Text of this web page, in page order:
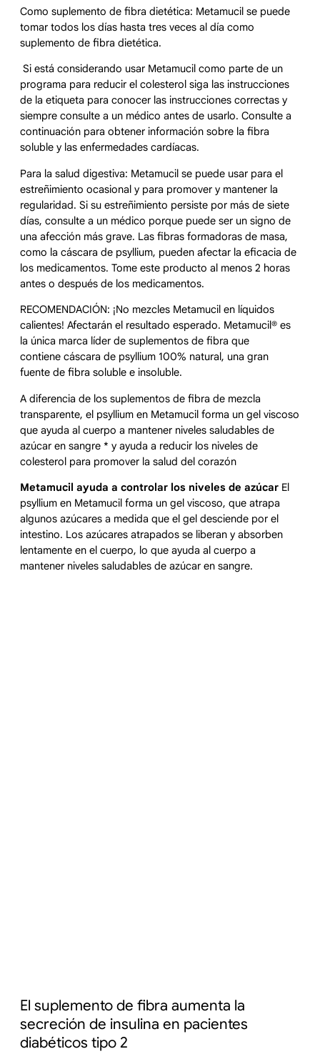
(Twitter)
Como suplemento de fibra dietética: Metamucil se puede
tomar todos los días hasta tres veces al día como
suplemento de fibra dietética.
Si está considerando usar Metamucil como parte de un
programa para reducir el colesterol siga las instrucciones
de la etiqueta para conocer las instrucciones correctas y
siempre consulte a un médico antes de usarlo. Consulte a
continuación para obtener información sobre la fibra
soluble y las enfermedades cardíacas.
Para la salud digestiva: Metamucil se puede usar para el
estreñimiento ocasional y para promover y mantener la
regularidad. Si su estreñimiento persiste por más de siete
días, consulte a un médico porque puede ser un signo de
una afección más grave. Las fibras formadoras de masa,
como la cáscara de psyllium, pueden afectar la eficacia de
los medicamentos. Tome este producto al menos 2 horas
antes o después de los medicamentos.
RECOMENDACIÓN: ¡No mezcles Metamucil en líquidos
calientes! Afectarán el resultado esperado. Metamucil® es
la única marca líder de suplementos de fibra que
contiene cáscara de psyllium 100% natural, una gran
fuente de fibra soluble e insoluble.
A diferencia de los suplementos de fibra de mezcla
transparente, el psyllium en Metamucil forma un gel viscoso
que ayuda al cuerpo a mantener niveles saludables de
azúcar en sangre * y ayuda a reducir los niveles de
colesterol para promover la salud del corazón
Metamucil ayuda a controlar los niveles de azúcar El
psyllium en Metamucil forma un gel viscoso, que atrapa
algunos azúcares a medida que el gel desciende por el
intestino. Los azúcares atrapados se liberan y absorben
lentamente en el cuerpo, lo que ayuda al cuerpo a
mantener niveles saludables de azúcar en sangre.
El suplemento de fibra aumenta la
secreción de insulina en pacientes
diabéticos tipo 2